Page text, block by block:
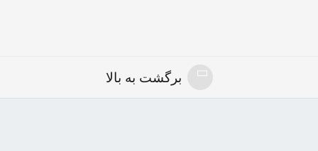
برگشت به بالا